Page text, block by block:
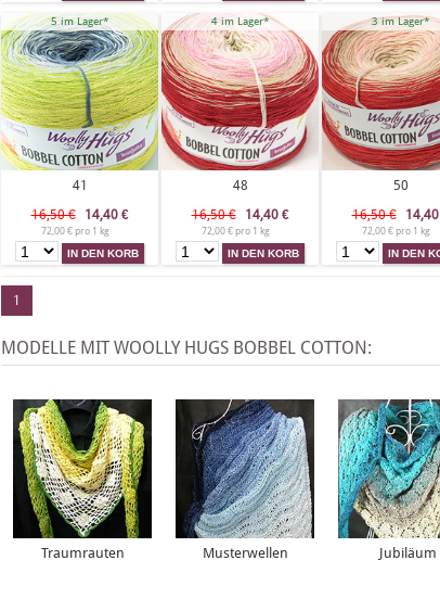
5 im Lager*
41
16,50 €
14,40 €
72,00 € pro 1 kg
4 im Lager*
48
16,50 €
14,40 €
72,00 € pro 1 kg
3 im Lager*
50
16,50 €
14,40
72,00 € pro 1 kg
1
MODELLE MIT WOOLLY HUGS BOBBEL COTTON:
Traumrauten Musterwellen Jubiläum